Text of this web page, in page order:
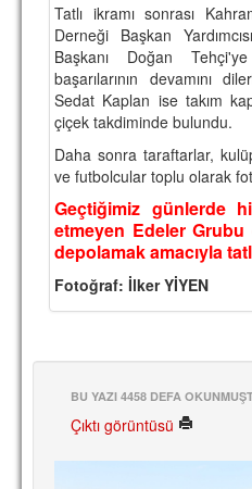
TARİHİ BAŞARILAR
BASINDAN
KUPA MAÇLARI
ESKi BAŞKANLAR
ESKİ HOCALAR
HAKKIMIZDA
MİSYON
İRTİBAT
SİTE İSTATİSTİKLERİ
Tatlı ikramı sonrası
Derneği Başkan
Başkanı Doğan
başarılarının devamını
Sedat Kaplan ise takım
çiçek takdiminde bulundu.
Daha sonra taraftarlar,
ve futbolcular toplu olarak
Geçtiğimiz günlerde
etmeyen Edeler
depolamak amacıyla
Fotoğraf: İlker YİYEN
BU YAZI 4458 DEFA
Çıktı görüntüsü